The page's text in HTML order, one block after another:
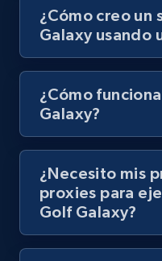
URL, Title, Youtuber,
Video length, Likes,
8.1K+ 714+
Youtube - Videos
by Explore page
URL, Title, Youtuber,
Video length, Likes,
¿Cómo creo un
Galaxy usando
¿Cómo
Galaxy?
¿Necesito mis
proxies para
Golf Galaxy?